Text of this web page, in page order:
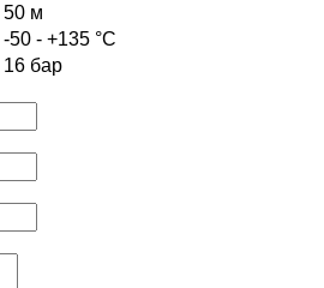
50 м
-50 - +135 °С
16 бар